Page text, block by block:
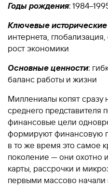
Годы рождения:
Ключевые
интернета,
рост экономики
Основные ценности:
баланс работы и жизни
Миллениалы копят сразу
среднего представителя
финансовые цели
формируют финансовую
в то же время это самое
поколение — они охотно
карты, рассрочки и
первыми массово начали